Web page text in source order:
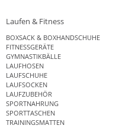
Laufen & Fitness
BOXSACK & BOXHANDSCHUHE
FITNESSGERÄTE
GYMNASTIKBÄLLE
LAUFHOSEN
LAUFSCHUHE
LAUFSOCKEN
LAUFZUBEHÖR
SPORTNAHRUNG
SPORTTASCHEN
TRAININGSMATTEN